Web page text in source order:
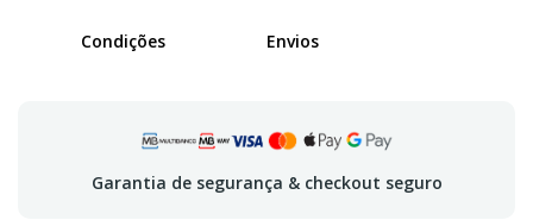
Condições Envios
Garantia de segurança & checkout seguro